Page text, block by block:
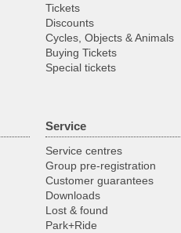
Tickets
Discounts
Cycles, Objects & Animals
Buying Tickets
Special tickets
Service
Service centres
Group pre-registration
Customer guarantees
Downloads
Lost & found
Park+Ride